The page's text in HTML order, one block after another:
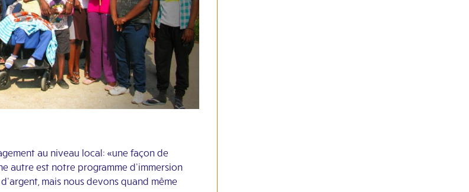
au niveau local: «une façon de
autre est notre programme d’immersion
mais nous devons quand même